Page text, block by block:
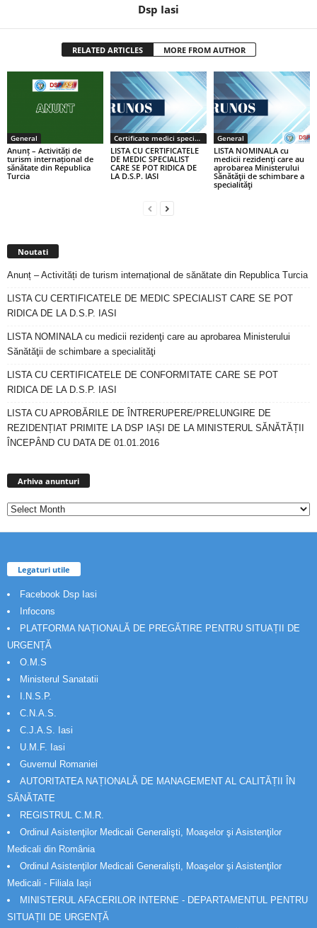
Dsp Iasi
RELATED ARTICLES MORE FROM AUTHOR
General
Anunț – Activități de
turism internațional de
sănătate din Republica
Turcia
Certificate medici specialiști / primari
LISTA CU CERTIFICATELE
DE MEDIC SPECIALIST
CARE SE POT RIDICA DE
LA D.S.P. IASI
General
LISTA NOMINALA cu
medicii rezidenţi care au
aprobarea Ministerului
Sănătăţii de schimbare a
specialităţi
Noutati
Anunț – Activități de turism internațional de sănătate din Republica Turcia
LISTA CU CERTIFICATELE DE MEDIC SPECIALIST CARE SE POT
RIDICA DE LA D.S.P. IASI
LISTA NOMINALA cu medicii rezidenţi care au aprobarea Ministerului
Sănătăţii de schimbare a specialităţi
LISTA CU CERTIFICATELE DE CONFORMITATE CARE SE POT
RIDICA DE LA D.S.P. IASI
LISTA CU APROBĂRILE DE ÎNTRERUPERE/PRELUNGIRE DE
REZIDENȚIAT PRIMITE LA DSP IAȘI DE LA MINISTERUL SĂNĂTĂȚII
ÎNCEPÂND CU DATA DE 01.01.2016
Arhiva anunturi
Legaturi utile
Facebook Dsp Iasi
Infocons
PLATFORMA NAȚIONALĂ DE PREGĂTIRE PENTRU SITUAȚII DE
URGENȚĂ
O.M.S
Ministerul Sanatatii
I.N.S.P.
C.N.A.S.
C.J.A.S. Iasi
U.M.F. Iasi
Guvernul Romaniei
AUTORITATEA NAȚIONALĂ DE MANAGEMENT AL CALITĂȚII ÎN
SĂNĂTATE
REGISTRUL C.M.R.
Ordinul Asistenţilor Medicali Generalişti, Moaşelor şi Asistenţilor
Medicali din România
Ordinul Asistenţilor Medicali Generalişti, Moaşelor şi Asistenţilor
Medicali - Filiala Iași
MINISTERUL AFACERILOR INTERNE - DEPARTAMENTUL PENTRU
SITUAȚII DE URGENȚĂ